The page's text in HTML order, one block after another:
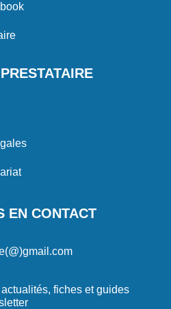
EN CONTACT
fiches et guides